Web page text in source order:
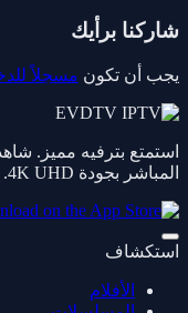
شاركنا برأيك
يجب أن تكون مسجلاً
استمتع بترفيه مميز.
المباشر بجودة 4K UHD.
استكشاف
الأفلام